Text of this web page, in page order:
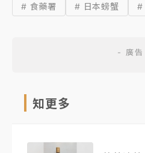
# 食藥署 # 日本螃蟹 #
知更多